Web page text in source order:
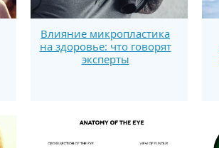
Влияние микропластика
на здоровье: что говорят
эксперты